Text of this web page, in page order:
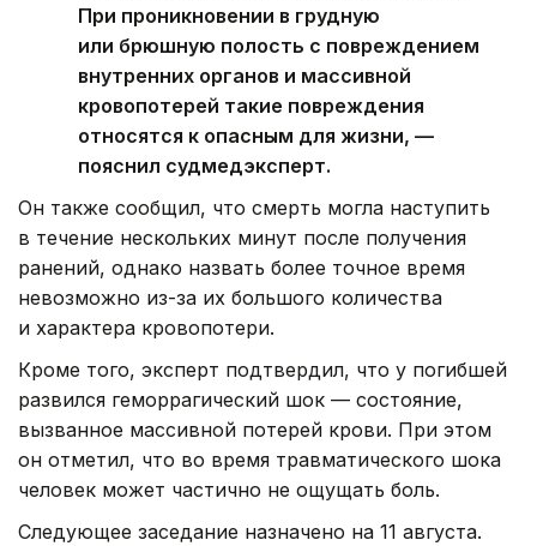
При проникновении в грудную
или брюшную полость с повреждением
внутренних органов и массивной
кровопотерей такие повреждения
относятся к опасным для жизни, —
пояснил судмедэксперт.
Он также сообщил, что смерть могла наступить
в течение нескольких минут после получения
ранений, однако назвать более точное время
невозможно из-за их большого количества
и характера кровопотери.
Кроме того, эксперт подтвердил, что у погибшей
развился геморрагический шок — состояние,
вызванное массивной потерей крови. При этом
он отметил, что во время травматического шока
человек может частично не ощущать боль.
Следующее заседание назначено на 11 августа.